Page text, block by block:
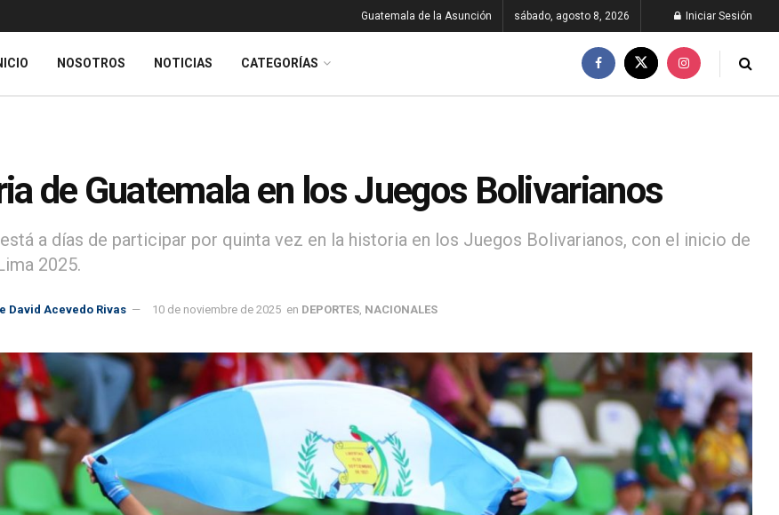
Guatemala de la Asunción sábado, agosto 8, 2026 Iniciar Sesión
NOSOTROS NOTICIAS CATEGORÍAS
de Guatemala en los Juegos Bolivarianos
a días de participar por quinta vez en la historia en los Juegos Bolivarianos, con el inicio de
2025.
David Acevedo Rivas 10 de noviembre de 2025 en DEPORTES NACIONALES